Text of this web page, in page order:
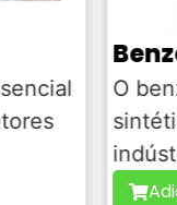
de Sódio
de sódio é um
é
Ao Orçamento